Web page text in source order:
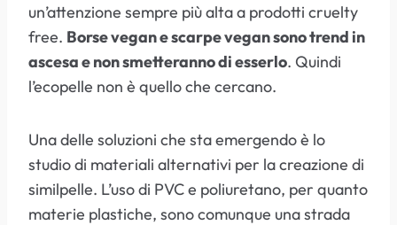
un’attenzione sempre più alta a prodotti cruelty
free. Borse vegan e scarpe vegan sono trend in
ascesa e non smetteranno di esserlo. Quindi
l’ecopelle non è quello che cercano.
Una delle soluzioni che sta emergendo è lo
studio di materiali alternativi per la creazione di
similpelle. L’uso di PVC e poliuretano, per quanto
materie plastiche, sono comunque una strada